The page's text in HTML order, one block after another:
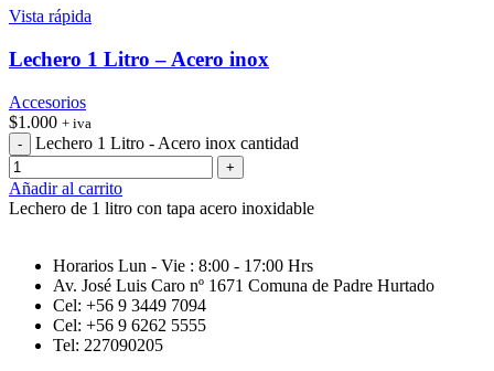
Vista rápida
Lechero 1 Litro – Acero inox
Accesorios
$1.000 + iva
Lechero 1 Litro - Acero inox cantidad
Añadir al carrito
Lechero de 1 litro con tapa acero inoxidable
Horarios Lun - Vie : 8:00 - 17:00 Hrs
Av. José Luis Caro nº 1671 Comuna de Padre Hurtado
Cel: +56 9 3449 7094
Cel: +56 9 6262 5555
Tel: 227090205